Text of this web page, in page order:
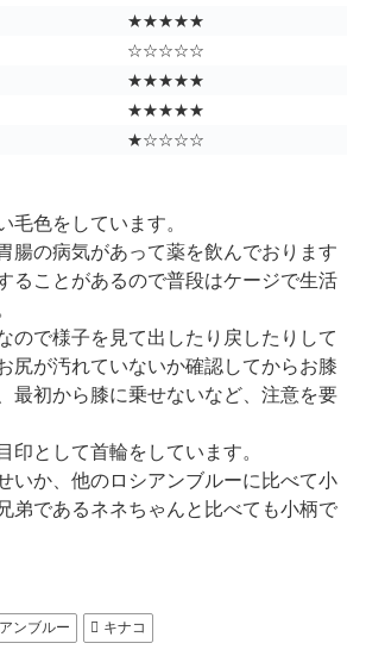
★★★★★
☆☆☆☆☆
★★★★★
★★★★★
★☆☆☆☆
毛色をしています。
腸の病気があって薬を飲んでおります
ることがあるので普段はケージで生活
ので様子を見て出したり戻したりして
尻が汚れていないか確認してからお膝
最初から膝に乗せないなど、注意を要
印として首輪をしています。
いか、他のロシアンブルーに比べて小
弟であるネネちゃんと比べても小柄で
ンブルー キナコ